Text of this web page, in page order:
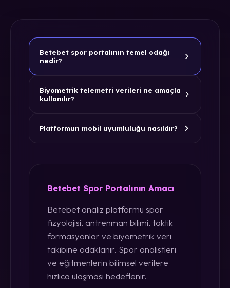
Betebet spor portalının temel odağı
nedir?
Biyometrik telemetri verileri ne amaçla
kullanılır?
Platformun mobil uyumluluğu nasıldır?
Betebet Spor Portalının Amacı
Betebet analiz platformu spor
fizyolojisi, antrenman bilimi, taktik
formasyonlar ve biyometrik veri
takibine odaklanır. Spor analistleri
ve eğitmenlerin bilimsel verilere
hızlıca ulaşması hedeflenir.